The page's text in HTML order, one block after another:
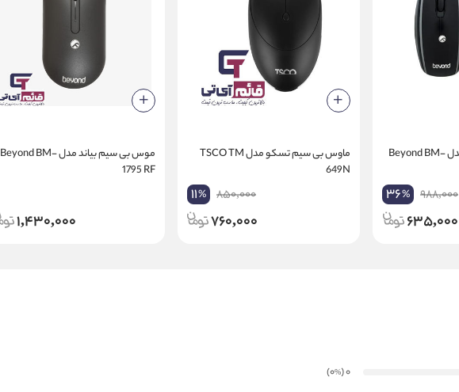
ماوس سیم دار بیاند مدل Beyond BM-
988,000
36%
635,000
ماوس بی سیم تسکو مدل TSCO TM
649N
850,000
11%
760,000
موس بی سیم بیاند مدل Beyond BM-
1795 RF
1,430,000
0
(0
%
)